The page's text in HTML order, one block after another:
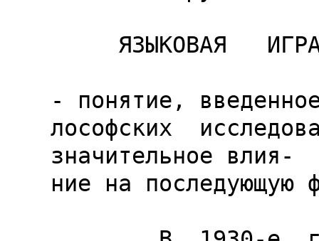
- понятие,
лософских
значительное влия-
ние на последующую